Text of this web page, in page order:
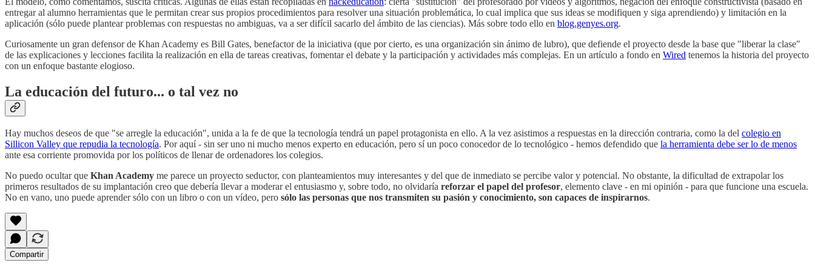
entregar al alumno herramientas que le permitan crear sus propios procedimientos para resolver una situación problemática, lo cual implica que sus ideas se modifiquen y siga aprendiendo) y limitación en la
aplicación (sólo puede plantear problemas con respuestas no ambiguas, va a ser difícil sacarlo del ámbito de las ciencias). Más sobre todo ello en blog.genyes.org.
Curiosamente un gran defensor de Khan Academy es Bill Gates, benefactor de la iniciativa (que por cierto, es una organización sin ánimo de lubro), que defiende el proyecto desde la base que "liberar la clase"
de las explicaciones y lecciones facilita la realización en ella de tareas creativas, fomentar el debate y la participación y actividades más complejas. En un artículo a fondo en Wired tenemos la historia del proyecto
con un enfoque bastante elogioso.
La educación del futuro... o tal vez no
Hay muchos deseos de que "se arregle la educación", unida a la fe de que la tecnología tendrá un papel protagonista en ello. A la vez asistimos a respuestas en la dirección contraria, como la del colegio en
Sillicon Valley que repudia la tecnología. Por aquí - sin ser uno ni mucho menos experto en educación, pero sí un poco conocedor de lo tecnológico - hemos defendido que la herramienta debe ser lo de menos
ante esa corriente promovida por los políticos de llenar de ordenadores los colegios.
No puedo ocultar que Khan Academy me parece un proyecto seductor, con planteamientos muy interesantes y del que de inmediato se percibe valor y potencial. No obstante, la dificultad de extrapolar los
primeros resultados de su implantación creo que debería llevar a moderar el entusiasmo y, sobre todo, no olvidaría reforzar el papel del profesor, elemento clave - en mi opinión - para que funcione una escuela.
No en vano, uno puede aprender sólo con un libro o con un vídeo, pero sólo las personas que nos transmiten su pasión y conocimiento, son capaces de inspirarnos.
Compartir